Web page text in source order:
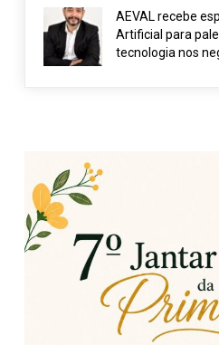
AEVAL recebe
Artificial para
tecnologia nos